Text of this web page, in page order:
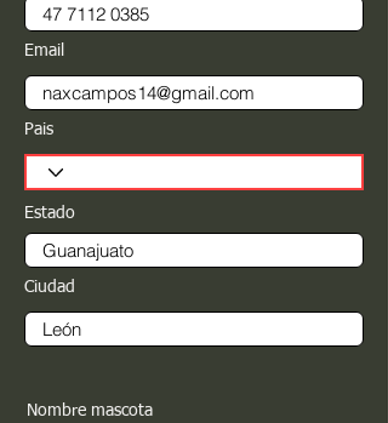
Email
Pais
Estado
Ciudad
Nombre mascota